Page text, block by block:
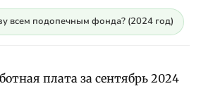
всем подопечным фонда? (2024 год)
плата за сентябрь 2024